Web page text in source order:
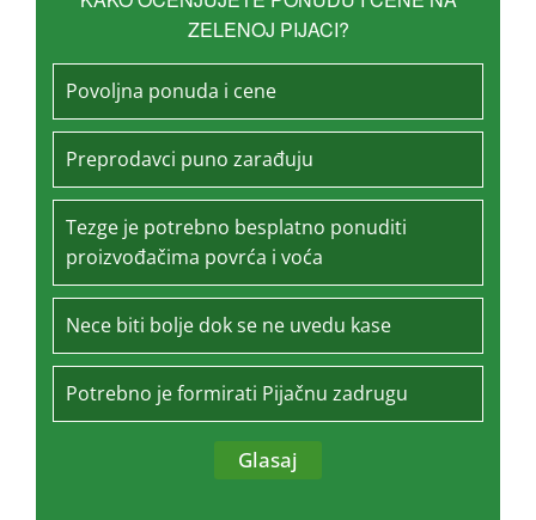
ZELENOJ PIJACI?
Povoljna ponuda i cene
Preprodavci puno zarađuju
Tezge je potrebno besplatno ponuditi
proizvođačima povrća i voća
Nece biti bolje dok se ne uvedu kase
Potrebno je formirati Pijačnu zadrugu